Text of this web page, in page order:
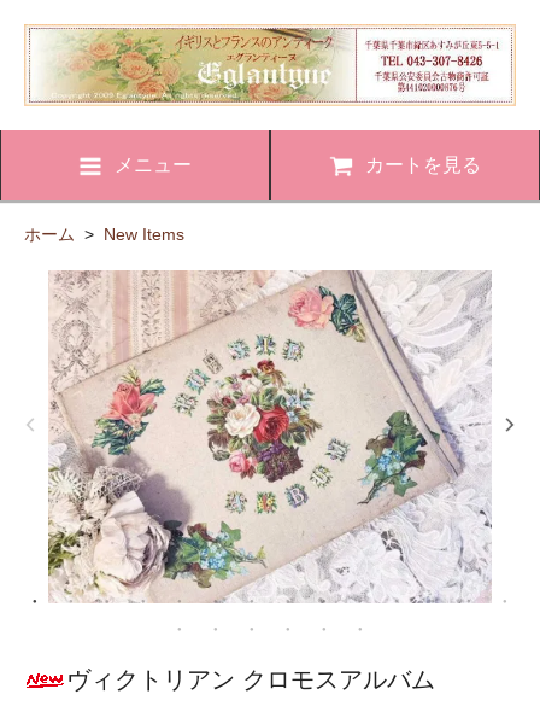
メニュー カートを見る
ホーム > New Items
ヴィクトリアン クロモスアルバム